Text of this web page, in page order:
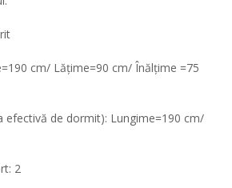
cm/ Lățime=90 cm/ Înălțime =75
efectivă de dormit): Lungime=190 cm/
2